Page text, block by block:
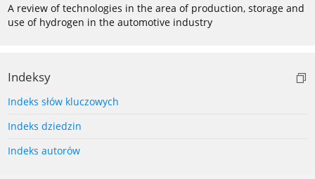
A review of technologies in the area of production, storage and
use of hydrogen in the automotive industry
Indeksy
Indeks słów kluczowych
Indeks dziedzin
Indeks autorów